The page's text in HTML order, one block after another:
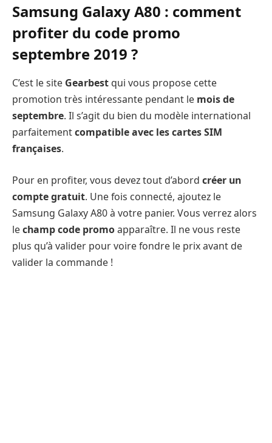
Samsung Galaxy A80 : comment
profiter du code promo
septembre 2019 ?
C’est le site Gearbest qui vous propose cette
promotion très intéressante pendant le mois de
septembre. Il s’agit du bien du modèle international
parfaitementcompatible avec les cartes SIM
françaises.
Pour en profiter, vous devez tout d’abord créer un
compte gratuit. Une fois connecté, ajoutez le
Samsung Galaxy A80 à votre panier. Vous verrez alors
lechamp code promoapparaître. Il ne vous reste
plus qu’à valider pour voire fondre le prix avant de
valider la commande !